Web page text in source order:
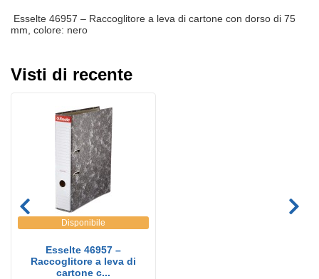
Esselte 46957 – Raccoglitore a leva di cartone con dorso di 75
mm, colore: nero
Visti di recente
Disponibile
Esselte 46957 –
Raccoglitore a leva di
cartone c...